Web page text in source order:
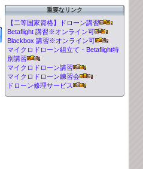
重要なリンク
【二等国家資格】ドローン講習
Betaflight 講習※オンライン可
Blackbox 講習※オンライン可
マイクロドローン組立て・Betaflight特
別講習
マイクロドローン講習
マイクロドローン練習会
ドローン修理サービス